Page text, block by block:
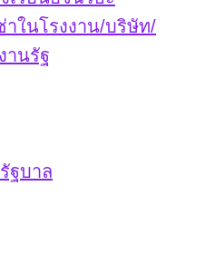
ในโรงงาน/บริษัท/
านรัฐ
ฐบาล